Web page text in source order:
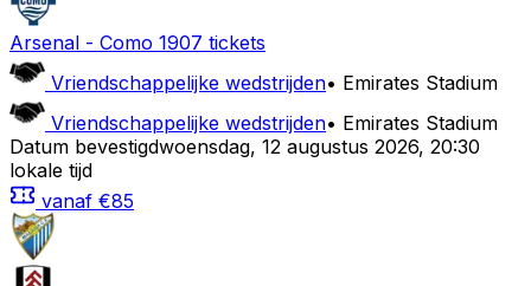
Arsenal - Como 1907 tickets
Vriendschappelijke wedstrijden• Emirates Stadium
Vriendschappelijke wedstrijden• Emirates Stadium
Datum bevestigdwoensdag, 12 augustus 2026, 20:30
lokale tijd
vanaf €85